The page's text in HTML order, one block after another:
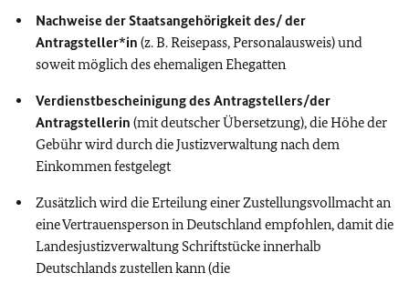
Nachweise der Staatsangehörigkeit des/ der
Antragsteller*in (z. B. Reisepass, Personalausweis) und
soweit möglich des ehemaligen Ehegatten
Verdienstbescheinigung des Antragstellers/der
Antragstellerin (mit deutscher Übersetzung), die Höhe der
Gebühr wird durch die Justizverwaltung nach dem
Einkommen festgelegt
Zusätzlich wird die Erteilung einer Zustellungsvollmacht an
eine Vertrauensperson in Deutschland empfohlen, damit die
Landesjustizverwaltung Schriftstücke innerhalb
Deutschlands zustellen kann (die